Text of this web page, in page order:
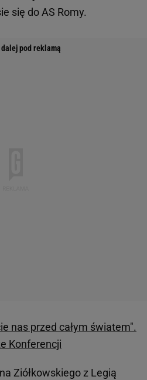
się do AS Romy.
nas przed całym światem".
Konferencji
Ziółkowskiego z Legią